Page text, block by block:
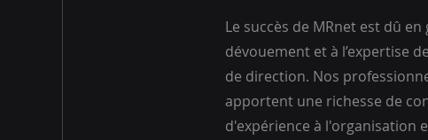
Le succès de MRnet est dû
dévouement et à l’expertise
de direction. Nos
apportent une richesse de
d'expérience à l'organisation